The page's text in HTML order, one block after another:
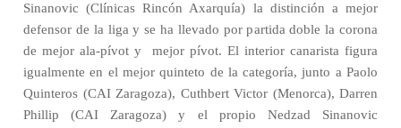
Sinanovic (Clínicas Rincón Axarquía) la distinción a mejor
defensor de la liga y se ha llevado por partida doble la corona
de mejor ala-pívot y
mejor pívot. El interior canarista figura
igualmente en el mejor quinteto de la categoría, junto a Paolo
Quinteros (CAI Zaragoza), Cuthbert Victor (Menorca), Darren
Phillip (CAI Zaragoza) y el propio Nedzad Sinanovic